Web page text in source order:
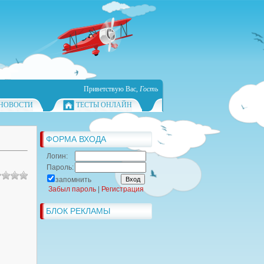
Приветствую Вас, Гость
ТЕСТЫ ОНЛАЙН
ФОРМА ВХОДА
Логин:
Пароль:
запомнить
Забыл пароль
Регистрация
БЛОК РЕКЛАМЫ